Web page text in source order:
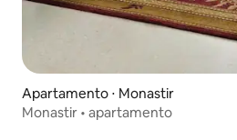
Apartamento ⋅ Monastir
Monastir • apartamento